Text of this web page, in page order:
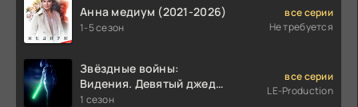
Анна медиум (2021-2026)
1-5 сезон
все серии
Не требуется
Звёздные войны:
Видения. Девятый джедай
(2026)
1 сезон
все серии
LE-Production